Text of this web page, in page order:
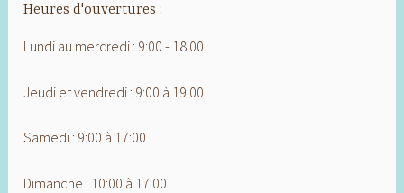
Heures d'ouvertures :
Lundi au mercredi : 9:00 - 18:00
Jeudi et vendredi : 9:00 à 19:00
Samedi : 9:00 à 17:00
Dimanche : 10:00 à 17:00